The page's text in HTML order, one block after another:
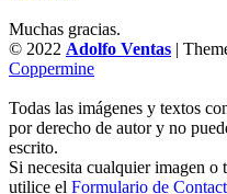
Muchas gracias.
© 2022 Adolfo Ventas |
Coppermine
Todas las imágenes y textos
por derecho de autor y no
escrito.
Si necesita cualquier imagen
utilice el Formulario de